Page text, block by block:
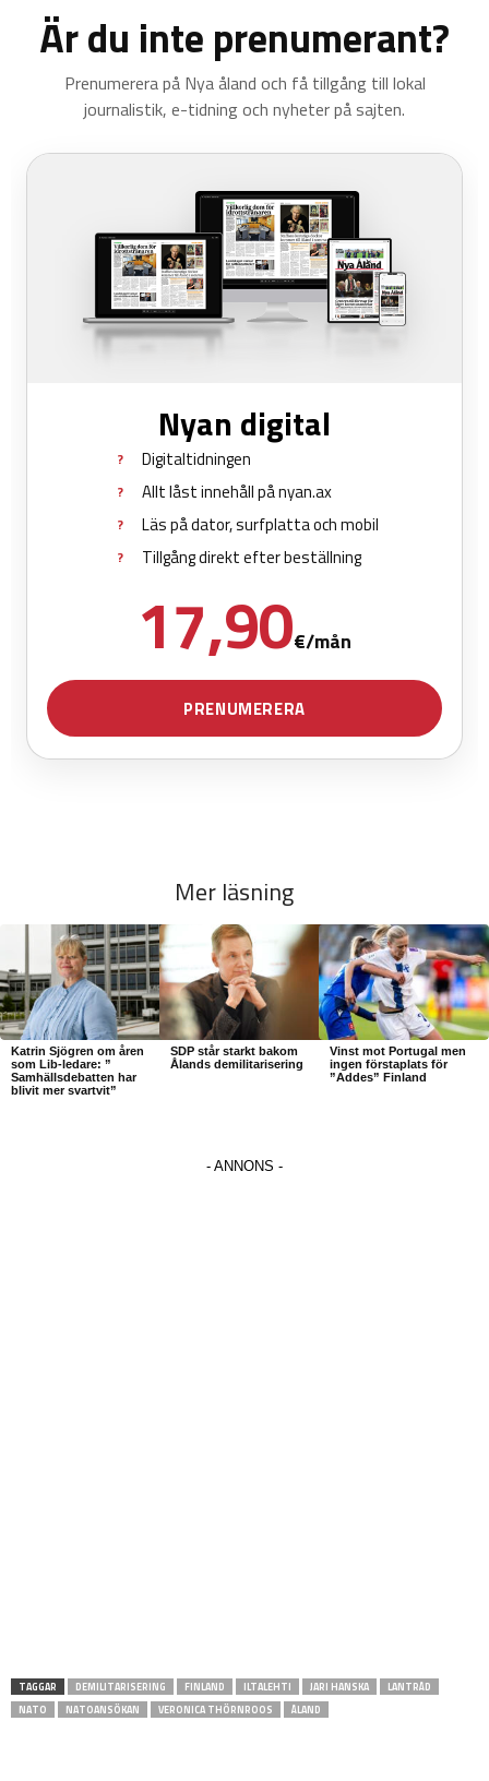
Mer läsning
Katrin Sjögren om åren
som Lib-ledare: ”
Samhällsdebatten har
blivit mer svartvit”
SDP står starkt bakom
Ålands demilitarisering
Vinst mot Portugal men
ingen förstaplats för
”Addes” Finland
TAGGAR DEMILITARISERING FINLAND ILTALEHTI JARI HANSKA
LANTRÅD
NATO
NATOANSÖKAN VERONICA THÖRNROOS ÅLAND